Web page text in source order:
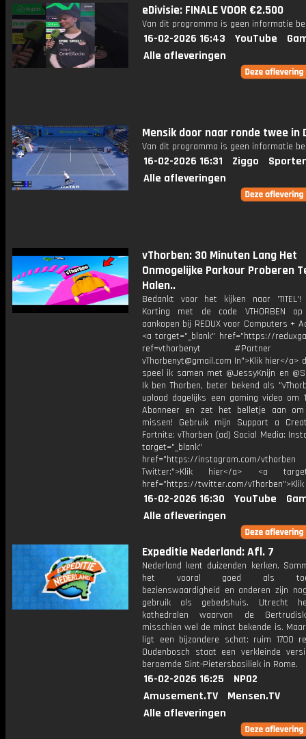
eDivisie: FINALE VOOR €2.500
Van dit programma is geen informatie
16-02-2026 16:43 YouTube
Alle afleveringen
Mensik door naar ronde twee in
Van dit programma is geen informatie
16-02-2026 16:31 Ziggo
Alle afleveringen
vThorben: 30 Minuten Lang Het
Onmogelijke Parkour Proberen
Halen..
Bedankt voor het kijken naar
Korting met de code VTHORBEN
aankopen bij REDUX voor Computers +
<a target="_blank" href="https://
ref=vthorbenyt #Partner
vThorbenyt@gmail.com In">Klik hier</a>
speel ik samen met @JessyKnijn en
Ik ben Thorben, beter bekend als
upload dagelijks een gaming video om
Abonneer en zet het belletje aan
missen! Gebruik mijn Support a
Fortnite: vThorben (ad) Social Media:
target="_blank"
href="https://instagram.com/vthorben
Twitter:">Klik hier</a> <a
href="https://twitter.com/
16-02-2026 16:30 YouTube
Alle afleveringen
Expeditie Nederland: Afl. 7
Nederland kent duizenden kerken.
het vooral goed als
bezienswaardigheid en anderen zijn
gebruik als gebedshuis. Utrecht
kathedralen waarvan de
misschien wel de minst bekende is.
ligt een bijzondere schat: ruim 1700
Oudenbosch staat een verkleinde
beroemde Sint-Pietersbasiliek in Rome.
16-02-2026 16:25
NPO2
Amusement.TV
Mensen.TV
Alle afleveringen